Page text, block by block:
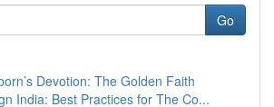
Go
Devotion: The Golden Faith
India: Best Practices for The Co...